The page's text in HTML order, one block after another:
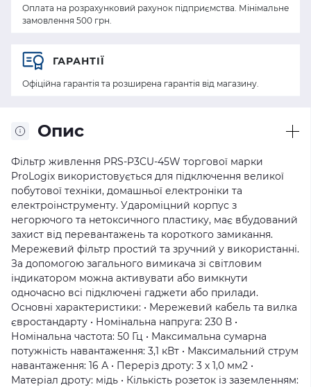
Опис
Фільтр живлення PRS-P3CU-45W торгової марки
ProLogix використовується для підключення великої
побутової техніки, домашньої електроніки та
електроінструменту. Удароміцний корпус з
негорючого та нетоксичного пластику, має вбудований
захист від перевантажень та короткого замикання.
Мережевий фільтр простий та зручний у використанні.
За допомогою загального вимикача зі світловим
індикатором можна активувати або вимкнути
одночасно всі підключені гаджети або прилади.
Основні характеристики: • Мережевий кабель та вилка
євростандарту • Номінальна напруга: 230 В •
Номінальна частота: 50 Гц • Максимальна сумарна
потужність навантаження: 3,1 кВт • Максимальний струм
навантаження: 16 А • Переріз дроту: 3 х 1,0 мм2 •
Матеріал дроту: мідь • Кількість розеток із заземленням:
Оплата на розрахунковий рахунок підприємства. Мінімальне
замовлення 500 грн.
ГАРАНТІЇ
Офіційна гарантія та розширена гарантія від магазину.